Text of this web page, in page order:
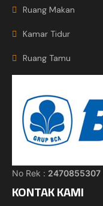
Ruang Makan
Kamar Tidur
Ruang Tamu
No Rek : 2470855307
KONTAK KAMI